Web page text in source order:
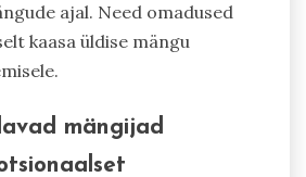
ajal. Need omadused
kaasa üldise mängu
mängijad